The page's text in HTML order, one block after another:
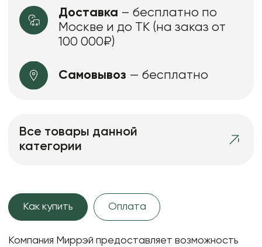
Доставка – бесплатно по
Москве и до ТК (на заказ от
100 000₽)
Самовывоз — бесплатно
Все товары данной
категории
Как купить Оплата
Компания Миррэй предоставляет возможность